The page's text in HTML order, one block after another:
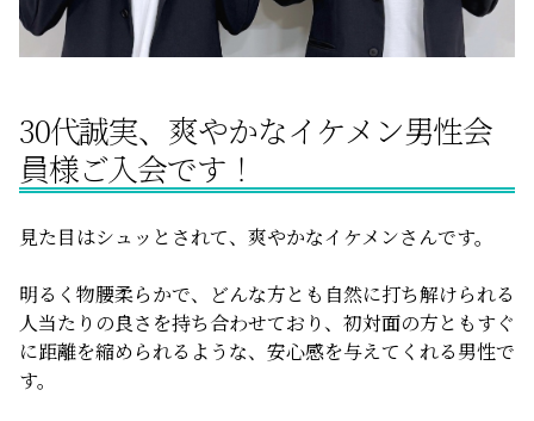
サービス比較
よくある質問
無料相談
30代誠実、爽やかなイケメン男性会
員様ご入会です！
見た目はシュッとされて、爽やかなイケメンさんです。
明るく物腰柔らかで、どんな方とも自然に打ち解けられる
人当たりの良さを持ち合わせており、初対面の方ともすぐ
に距離を縮められるような、安心感を与えてくれる男性で
す。